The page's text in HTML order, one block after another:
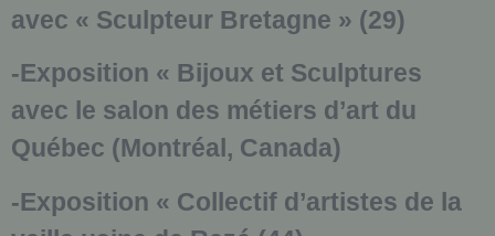
avec « Sculpteur Bretagne » (29)
-Exposition « Bijoux et Sculptures
avec le salon des métiers d’art du
Québec (Montréal, Canada)
-Exposition « Collectif d’artistes de la